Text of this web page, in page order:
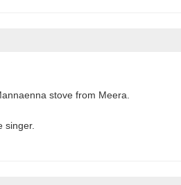
stove from Meera.
singer.